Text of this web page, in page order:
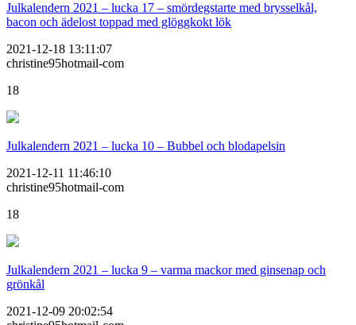
Julkalendern 2021 – lucka 17 – smördegstarte med brysselkål,
bacon och ädelost toppad med glöggkokt lök
2021-12-18 13:11:07
christine95hotmail-com
18
Julkalendern 2021 – lucka 10 – Bubbel och blodapelsin
2021-12-11 11:46:10
christine95hotmail-com
18
Julkalendern 2021 – lucka 9 – varma mackor med ginsenap och
grönkål
2021-12-09 20:02:54